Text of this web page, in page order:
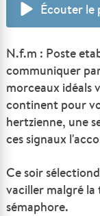
Écouter le
N.f.m : Poste
communiquer
morceaux idéals
continent pour
hertzienne, une
ces signaux
Ce soir
vaciller malgré
sémaphore.